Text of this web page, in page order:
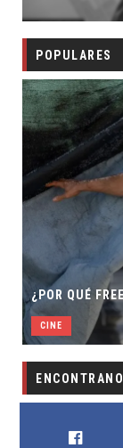
POPULARES
¿POR QUÉ
CINE